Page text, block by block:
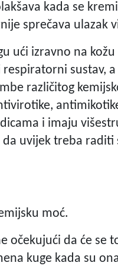
kada se
sprečava ulazak
ući izravno na
sustav,
različitog
i imaju
uvijek treba
moć.
očekujući da će
kuge kada su